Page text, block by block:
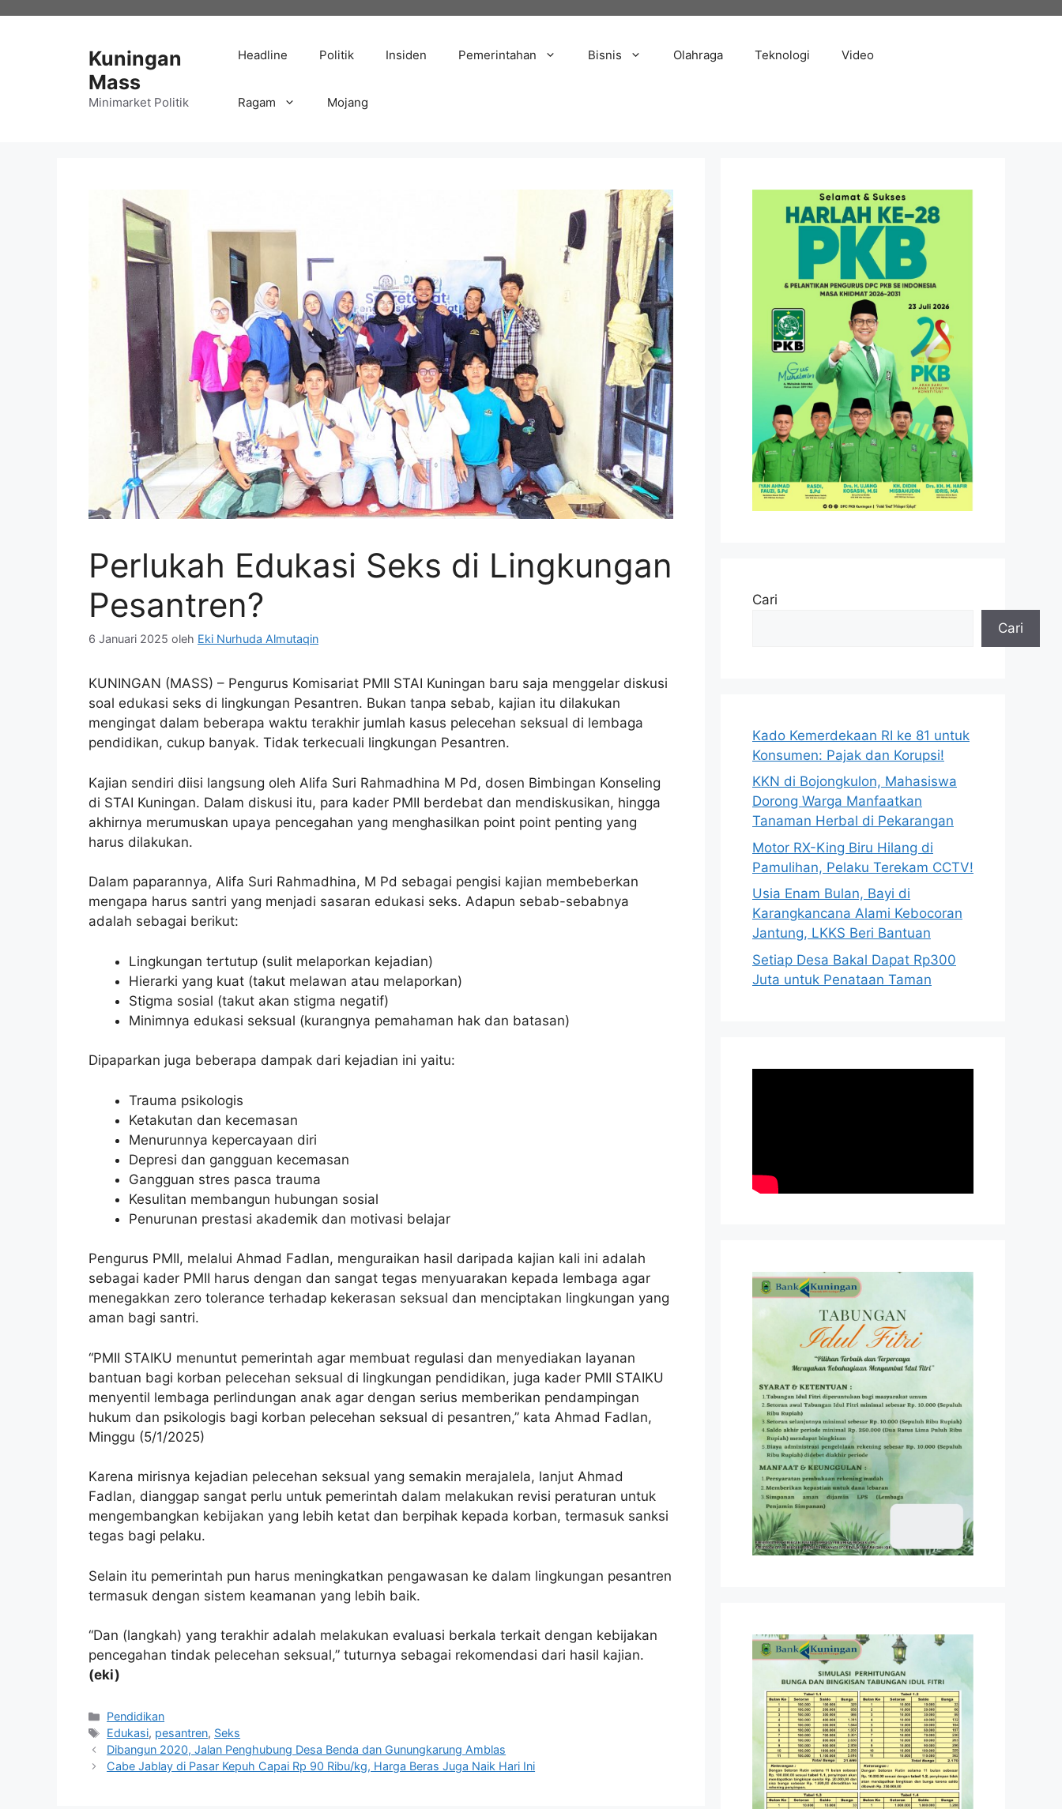
Kuningan
Mass
Minimarket Politik
Headline Politik Insiden Pemerintahan Bisnis Olahraga Teknologi Video
Ragam Mojang
Perlukah Edukasi Seks di Lingkungan
Pesantren?
6 Januari 2025 oleh Eki Nurhuda Almutaqin
KUNINGAN (MASS) – Pengurus Komisariat PMII STAI Kuningan baru saja menggelar diskusi
soal edukasi seks di lingkungan Pesantren. Bukan tanpa sebab, kajian itu dilakukan
mengingat dalam beberapa waktu terakhir jumlah kasus pelecehan seksual di lembaga
pendidikan, cukup banyak. Tidak terkecuali lingkungan Pesantren.
Kajian sendiri diisi langsung oleh Alifa Suri Rahmadhina M Pd, dosen Bimbingan Konseling
di STAI Kuningan. Dalam diskusi itu, para kader PMII berdebat dan mendiskusikan, hingga
akhirnya merumuskan upaya pencegahan yang menghasilkan point point penting yang
harus dilakukan.
Dalam paparannya, Alifa Suri Rahmadhina, M Pd sebagai pengisi kajian membeberkan
mengapa harus santri yang menjadi sasaran edukasi seks. Adapun sebab-sebabnya
adalah sebagai berikut:
Lingkungan tertutup (sulit melaporkan kejadian)
Hierarki yang kuat (takut melawan atau melaporkan)
Stigma sosial (takut akan stigma negatif)
Minimnya edukasi seksual (kurangnya pemahaman hak dan batasan)
Dipaparkan juga beberapa dampak dari kejadian ini yaitu:
Trauma psikologis
Ketakutan dan kecemasan
Menurunnya kepercayaan diri
Depresi dan gangguan kecemasan
Gangguan stres pasca trauma
Kesulitan membangun hubungan sosial
Penurunan prestasi akademik dan motivasi belajar
Pengurus PMII, melalui Ahmad Fadlan, menguraikan hasil daripada kajian kali ini adalah
sebagai kader PMII harus dengan dan sangat tegas menyuarakan kepada lembaga agar
menegakkan zero tolerance terhadap kekerasan seksual dan menciptakan lingkungan yang
aman bagi santri.
“PMII STAIKU menuntut pemerintah agar membuat regulasi dan menyediakan layanan
bantuan bagi korban pelecehan seksual di lingkungan pendidikan, juga kader PMII STAIKU
menyentil lembaga perlindungan anak agar dengan serius memberikan pendampingan
hukum dan psikologis bagi korban pelecehan seksual di pesantren,” kata Ahmad Fadlan,
Minggu (5/1/2025)
Karena mirisnya kejadian pelecehan seksual yang semakin merajalela, lanjut Ahmad
Fadlan, dianggap sangat perlu untuk pemerintah dalam melakukan revisi peraturan untuk
mengembangkan kebijakan yang lebih ketat dan berpihak kepada korban, termasuk sanksi
tegas bagi pelaku.
Selain itu pemerintah pun harus meningkatkan pengawasan ke dalam lingkungan pesantren
termasuk dengan sistem keamanan yang lebih baik.
“Dan (langkah) yang terakhir adalah melakukan evaluasi berkala terkait dengan kebijakan
pencegahan tindak pelecehan seksual,” tuturnya sebagai rekomendasi dari hasil kajian.
(eki)
Kategori
Pendidikan
Tag
Edukasi, pesantren, Seks
Dibangun 2020, Jalan Penghubung Desa Benda dan Gunungkarung Amblas
Cabe Jablay di Pasar Kepuh Capai Rp 90 Ribu/kg, Harga Beras Juga Naik Hari Ini
Cari
Cari
Kado Kemerdekaan RI ke 81 untuk
Konsumen: Pajak dan Korupsi!
KKN di Bojongkulon, Mahasiswa
Dorong Warga Manfaatkan
Tanaman Herbal di Pekarangan
Motor RX-King Biru Hilang di
Pamulihan, Pelaku Terekam CCTV!
Usia Enam Bulan, Bayi di
Karangkancana Alami Kebocoran
Jantung, LKKS Beri Bantuan
Setiap Desa Bakal Dapat Rp300
Juta untuk Penataan Taman